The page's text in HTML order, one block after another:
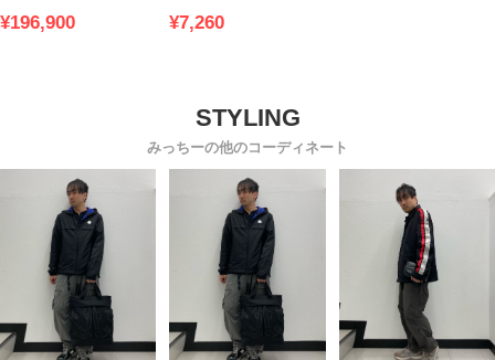
GRENOBLE ブランド
¥196,900
トップス セーター タ
¥7,260
みっちーの他のコーディネート